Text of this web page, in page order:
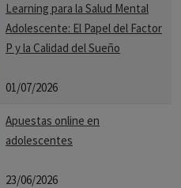
Learning para la Salud Mental
Adolescente: El Papel del Factor
P y la Calidad del Sueño
01/07/2026
Apuestas online en
adolescentes
23/06/2026